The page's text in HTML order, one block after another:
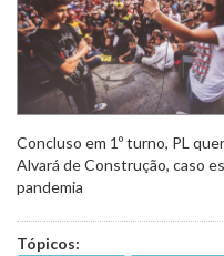
Concluso em 1º turno, PL
Alvará de Construção, caso
pandemia
Tópicos: